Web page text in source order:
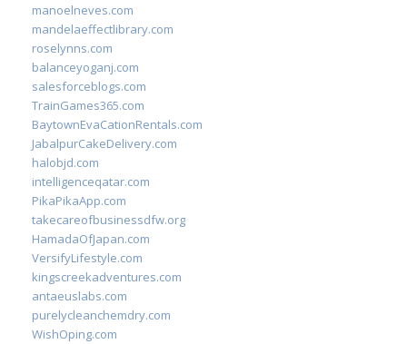
manoelneves.com
mandelaeffectlibrary.com
roselynns.com
balanceyoganj.com
salesforceblogs.com
TrainGames365.com
BaytownEvaCationRentals.com
JabalpurCakeDelivery.com
halobjd.com
intelligenceqatar.com
PikaPikaApp.com
takecareofbusinessdfw.org
HamadaOfJapan.com
VersifyLifestyle.com
kingscreekadventures.com
antaeuslabs.com
purelycleanchemdry.com
WishOping.com